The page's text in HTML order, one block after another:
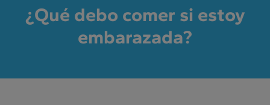
¿Qué debo comer si estoy
embarazada?